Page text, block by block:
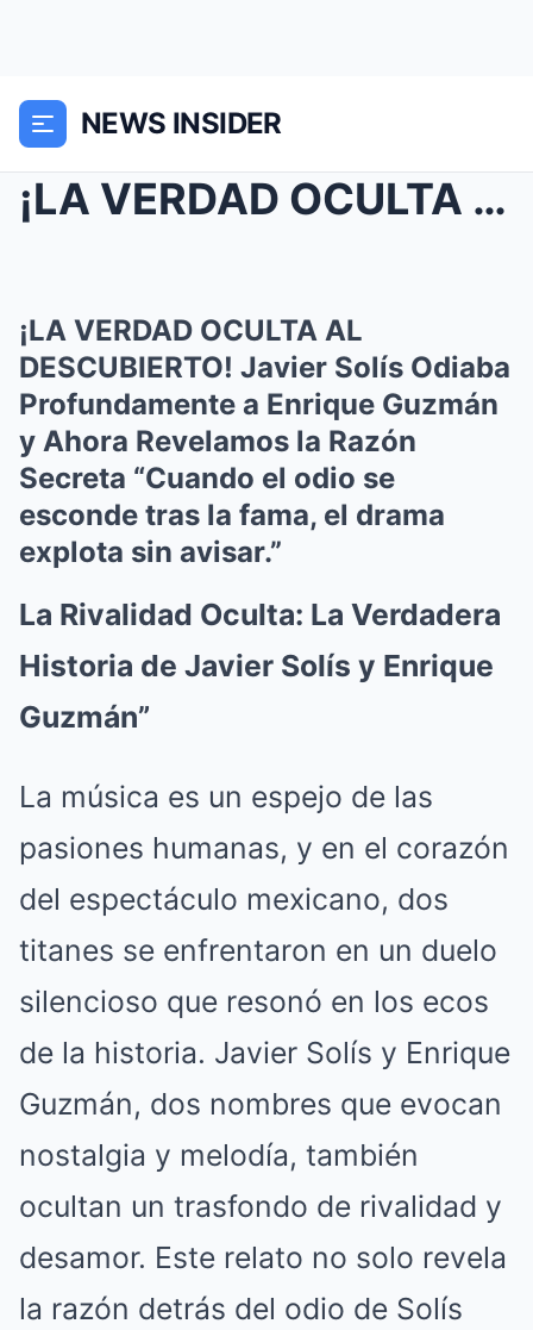
NEWS INSIDER
¡LA VERDAD OCULTA AL DESCUBIERTO! Javier Solís Odi...
¡LA VERDAD OCULTA AL
DESCUBIERTO! Javier Solís Odiaba
Profundamente a Enrique Guzmán
y Ahora Revelamos la Razón
Secreta “Cuando el odio se
esconde tras la fama, el drama
explota sin avisar.”
La Rivalidad Oculta: La Verdadera
Historia de Javier Solís y Enrique
Guzmán”
La música es un espejo de las
pasiones humanas, y en el corazón
del espectáculo mexicano, dos
titanes se enfrentaron en un duelo
silencioso que resonó en los ecos
de la historia. Javier Solís y Enrique
Guzmán, dos nombres que evocan
nostalgia y melodía, también
ocultan un trasfondo de rivalidad y
desamor. Este relato no solo revela
la razón detrás del odio de Solís